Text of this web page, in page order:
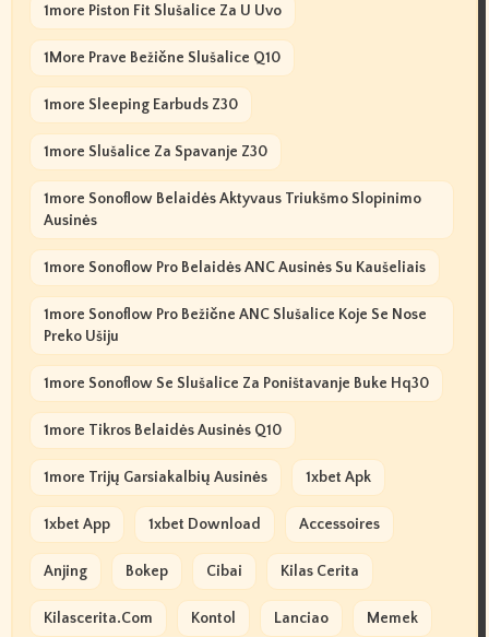
1more Piston Fit Slušalice Za U Uvo
1More Prave Bežične Slušalice Q10
1more Sleeping Earbuds Z30
1more Slušalice Za Spavanje Z30
1more Sonoflow Belaidės Aktyvaus Triukšmo Slopinimo
Ausinės
1more Sonoflow Pro Belaidės ANC Ausinės Su Kaušeliais
1more Sonoflow Pro Bežične ANC Slušalice Koje Se Nose
Preko Ušiju
1more Sonoflow Se Slušalice Za Poništavanje Buke Hq30
1more Tikros Belaidės Ausinės Q10
1more Trijų Garsiakalbių Ausinės 1xbet Apk
1xbet App 1xbet Download Accessoires
Anjing Bokep Cibai Kilas Cerita
Kilascerita.com Kontol Lanciao Memek